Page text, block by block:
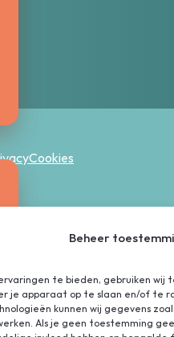
Beheer
te bieden, gebruiken wij
je apparaat op te slaan en/of te
kunnen wij gegevens
Als je geen toestemming
Cookies